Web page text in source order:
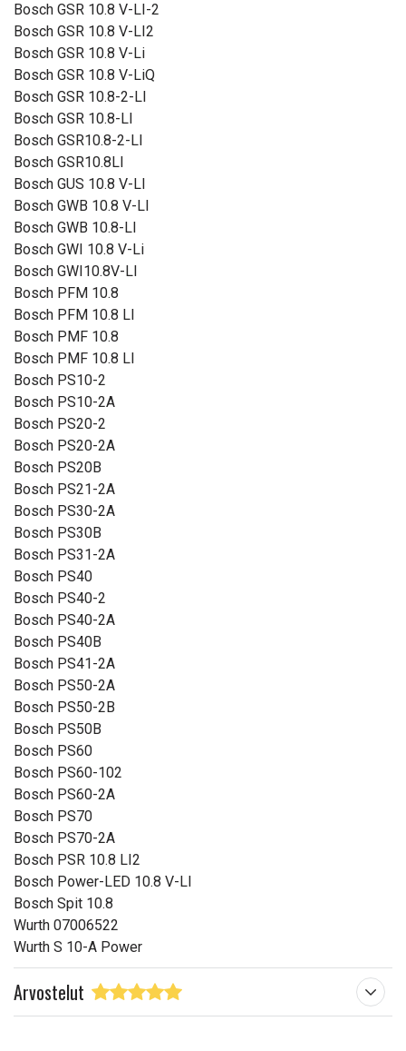
Bosch GSR 10.8 V-LI-2
Bosch GSR 10.8 V-LI2
Bosch GSR 10.8 V-Li
Bosch GSR 10.8 V-LiQ
Bosch GSR 10.8-2-LI
Bosch GSR 10.8-LI
Bosch GSR10.8-2-LI
Bosch GSR10.8LI
Bosch GUS 10.8 V-LI
Bosch GWB 10.8 V-LI
Bosch GWB 10.8-LI
Bosch GWI 10.8 V-Li
Bosch GWI10.8V-LI
Bosch PFM 10.8
Bosch PFM 10.8 LI
Bosch PMF 10.8
Bosch PMF 10.8 LI
Bosch PS10-2
Bosch PS10-2A
Bosch PS20-2
Bosch PS20-2A
Bosch PS20B
Bosch PS21-2A
Bosch PS30-2A
Bosch PS30B
Bosch PS31-2A
Bosch PS40
Bosch PS40-2
Bosch PS40-2A
Bosch PS40B
Bosch PS41-2A
Bosch PS50-2A
Bosch PS50-2B
Bosch PS50B
Bosch PS60
Bosch PS60-102
Bosch PS60-2A
Bosch PS70
Bosch PS70-2A
Bosch PSR 10.8 LI2
Bosch Power-LED 10.8 V-LI
Bosch Spit 10.8
Wurth 07006522
Wurth S 10-A Power
Arvostelut